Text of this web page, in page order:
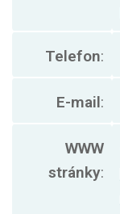
Telefon:
E-mail:
WWW
stránky: